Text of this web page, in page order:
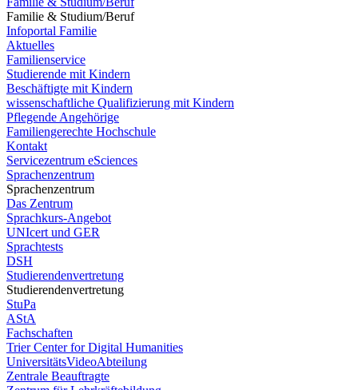
Familie & Studium/Beruf
Infoportal Familie
Aktuelles
Familienservice
Studierende mit Kindern
Beschäftigte mit Kindern
wissenschaftliche Qualifizierung mit Kindern
Pflegende Angehörige
Familiengerechte Hochschule
Kontakt
Servicezentrum eSciences
Sprachenzentrum
Sprachenzentrum
Das Zentrum
Sprachkurs-Angebot
UNIcert und GER
Sprachtests
DSH
Studierendenvertretung
Studierendenvertretung
StuPa
AStA
Fachschaften
Trier Center for Digital Humanities
UniversitätsVideoAbteilung
Zentrale Beauftragte